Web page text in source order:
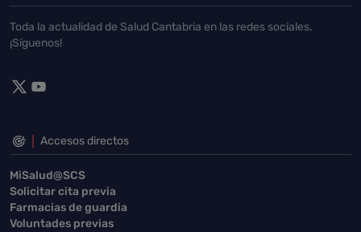
Toda la actualidad de Salud Cantabria en las redes sociales.
¡Síguenos!
Accesos directos
MiSalud@SCS
Solicitar cita previa
Farmacias de guardia
Voluntades previas